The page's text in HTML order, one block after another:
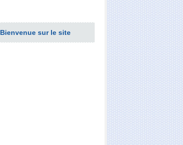
Bienvenue sur le site